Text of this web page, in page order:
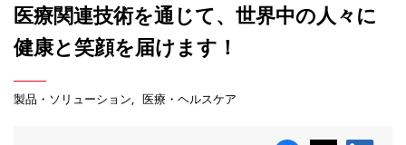
医療関連技術を通じて、世界中の人々に
健康と笑顔を届けます！
製品・ソリューション 医療・ヘルスケア